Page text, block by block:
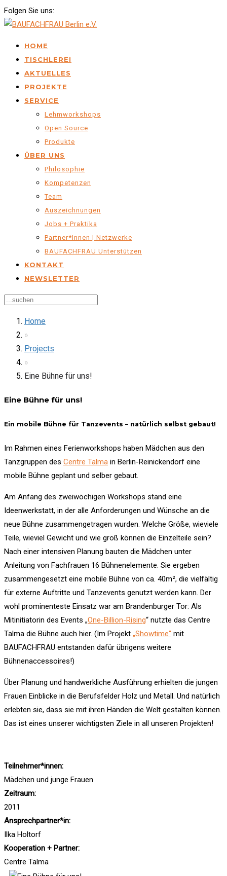
Folgen Sie uns:
HOME
TISCHLEREI
AKTUELLES
PROJEKTE
SERVICE
Lehmworkshops
Open Source
Produkte
ÜBER UNS
Philosophie
Kompetenzen
Team
Auszeichnungen
Jobs + Praktika
Partner*innen | Netzwerke
BAUFACHFRAU Unterstützen
KONTAKT
NEWSLETTER
Home
»
Projects
»
Eine Bühne für uns!
Eine Bühne für uns!
Ein mobile Bühne für Tanzevents – natürlich selbst gebaut!
Im Rahmen eines Ferienworkshops haben Mädchen aus den
Tanzgruppen des Centre Talma in Berlin-Reinickendorf eine
mobile Bühne geplant und selber gebaut.
Am Anfang des zweiwöchigen Workshops stand eine
Ideenwerkstatt, in der alle Anforderungen und Wünsche an die
neue Bühne zusammengetragen wurden. Welche Größe, wieviele
Teile, wieviel Gewicht und wie groß können die Einzelteile sein?
Nach einer intensiven Planung bauten die Mädchen unter
Anleitung von Fachfrauen 16 Bühnenelemente. Sie ergeben
zusammengesetzt eine mobile Bühne von ca. 40m², die vielfältig
für externe Auftritte und Tanzevents genutzt werden kann. Der
wohl prominenteste Einsatz war am Brandenburger Tor: Als
Mitinitiatorin des Events „One-Billion-Rising“ nutzte das Centre
Talma die Bühne auch hier. (Im Projekt „Showtime“ mit
BAUFACHFRAU entstanden dafür übrigens weitere
Bühnenaccessoires!)
Über Planung und handwerkliche Ausführung erhielten die jungen
Frauen Einblicke in die Berufsfelder Holz und Metall. Und natürlich
erlebten sie, dass sie mit ihren Händen die Welt gestalten können.
Das ist eines unserer wichtigsten Ziele in all unseren Projekten!
Teilnehmer*innen:
Mädchen und junge Frauen
Zeitraum:
2011
Ansprechpartner*in:
Ilka Holtorf
Kooperation + Partner:
Centre Talma